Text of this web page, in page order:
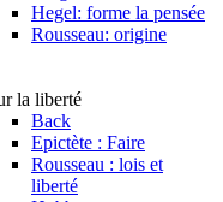
Hegel: forme la pensée
Rousseau: origine
la liberté
Back
Epictète : Faire
Rousseau : lois et
liberté